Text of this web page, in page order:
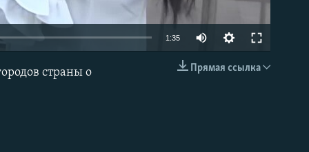
1:35
Прямая ссылка
страны о